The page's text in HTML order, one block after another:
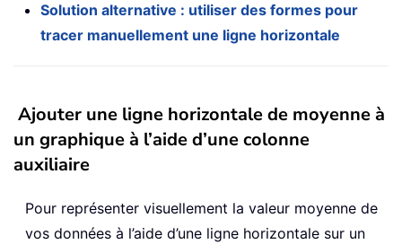
Solution alternative : utiliser des formes pour
tracer manuellement une ligne horizontale
Ajouter une ligne horizontale de moyenne à
un graphique à l’aide d’une colonne
auxiliaire
Pour représenter visuellement la valeur moyenne de
vos données à l’aide d’une ligne horizontale sur un